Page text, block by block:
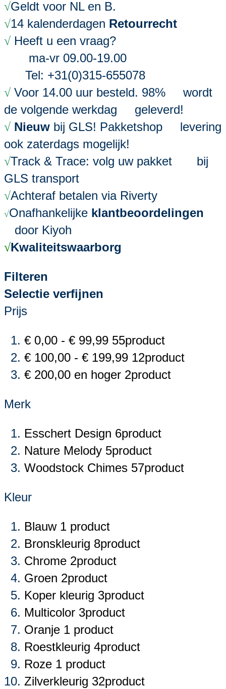
√Geldt voor NL en B.
√14 kalenderdagen Retourrecht
√ Heeft u een vraag?
ma-vr 09.00-19.00
Tel: +31(0)315-655078
√ Voor 14.00 uur besteld. 98% wordt
de volgende werkdag geleverd!
√ Nieuw bij GLS! Pakketshop levering
ook zaterdags mogelijk!
√Track & Trace: volg uw pakket bij
GLS transport
√Achteraf betalen via Riverty
√Onafhankelijke klantbeoordelingen
door Kiyoh
√Kwaliteitswaarborg
Filteren
Selectie verfijnen
Prijs
€ 0,00 - € 99,99 55product
€ 100,00 - € 199,99 12product
€ 200,00 en hoger 2product
Merk
Esschert Design 6product
Nature Melody 5product
Woodstock Chimes 57product
Kleur
Blauw1 product
Bronskleurig 8product
Chrome 2product
Groen 2product
Koper kleurig 3product
Multicolor 3product
Oranje 1 product
Roestkleurig 4product
Roze 1 product
Zilverkleurig 32product